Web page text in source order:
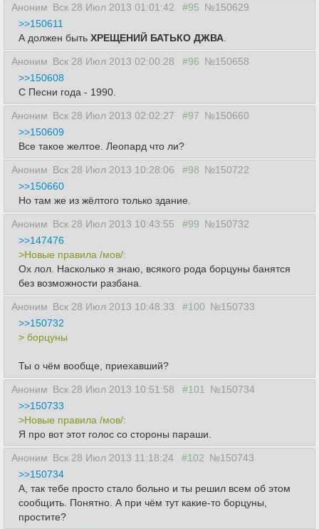
Аноним Вск 28 Июл 2013 01:01:42 #95 №150629
>>150611
А должен быть ХРЕЩЕНИЙ БАТЬКО ДЖВА
Аноним Вск 28 Июл 2013 02:00:28 #96 №150658
>>150608
С Песни года - 1990.
Аноним Вск 28 Июл 2013 02:02:27 #97 №150660
>>150609
Все такое желтое. Леопард что ли?
Аноним Вск 28 Июл 2013 10:28:06 #98 №150722
>>150660
Но там же из жёлтого только здание.
Аноним Вск 28 Июл 2013 10:43:55 #99 №150732
>>147476
>Новые правила /мов/:
Ох лол. Насколько я знаю, всякого рода борцуны банятся
без возможности разбана.
Аноним Вск 28 Июл 2013 10:48:33 #100 №150733
>>150732
> борцуны
Ты о чём вообще, приехавший?
Аноним Вск 28 Июл 2013 10:51:58 #101
№150734
>>150733
>Новые правила /мов/:
Я про вот этот голос со стороны параши.
Аноним Вск 28 Июл 2013 11:18:24 #102 №150743
>>150734
А, так тебе просто стало больно и ты решил всем об этом
сообщить. Понятно. А при чём тут какие-то борцуны,
простите?